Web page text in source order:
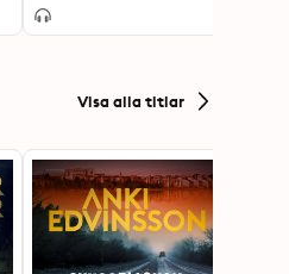
Visa alla titlar